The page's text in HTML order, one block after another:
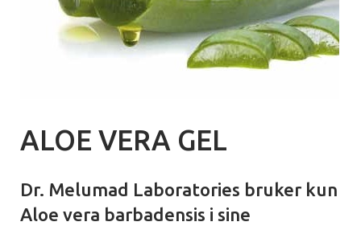
ALOE VERA GEL
Dr. Melumad Laboratories bruker kun
Aloe vera barbadensis i sine